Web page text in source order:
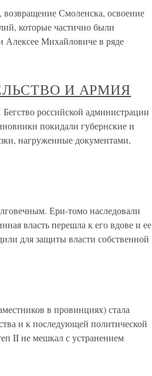
Смоленска, освоение
которые частично были
Алексее Михайловиче в ряде
И АРМИЯ
российской администрации
покидали губернские и
нагруженные документами,
Ери-томо наследовали
власть перешла к его вдове и ее
для защиты власти собственной
в провинциях) стала
и к последующей политической
II не мешкал с устранением